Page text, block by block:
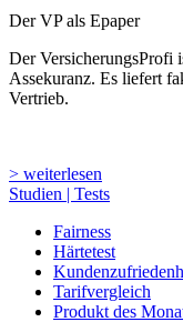
Der VP als Epaper
Der VersicherungsProfi
Assekuranz. Es liefert
Vertrieb.
> weiterlesen
Studien | Tests
Fairness
Härtetest
Tarifvergleich
Produkt des